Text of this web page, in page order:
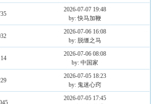
2026-07-07 19:48
by: 快马加鞭
2026-07-06 16:08
by: 脱缰之马
2026-07-06 08:08
by: 中国家
2026-07-05 18:23
by: 鬼迷心窍
2026-07-05 17:45